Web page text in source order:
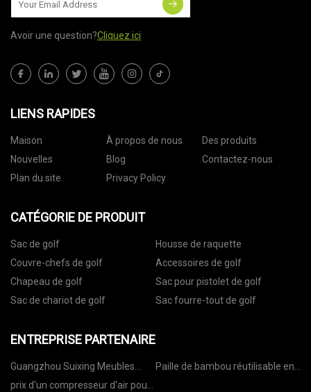
Avoir une question?Cliquez ici
LIENS RAPIDES
Maison À propos de nous
Des produits
Nouvelles
Blog
Contactez-nous
Plan du site
Privacy Policy
CATÉGORIE DE PRODUIT
Sac de golf
Housse de raquette
Couvre-chefs de golf
Accessoires de golf
Chapeau de golf
Sac pour pistolet de golf
Sac de chariot de golf
Sac fourre-tout de golf
ENTREPRISE PARTENAIRE
Guangzhou Suixing Meubles
Fabrication Co., Ltd
Paille de bambou réutilisable en
prix d'un compresseur d'air pour